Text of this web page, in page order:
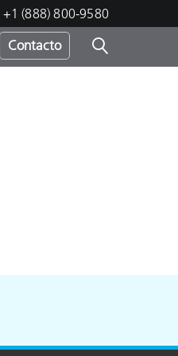
+1 (888) 800-9580
Contacto